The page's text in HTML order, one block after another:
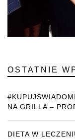
OSTATNIE
NA GRILLA –
DIETA W